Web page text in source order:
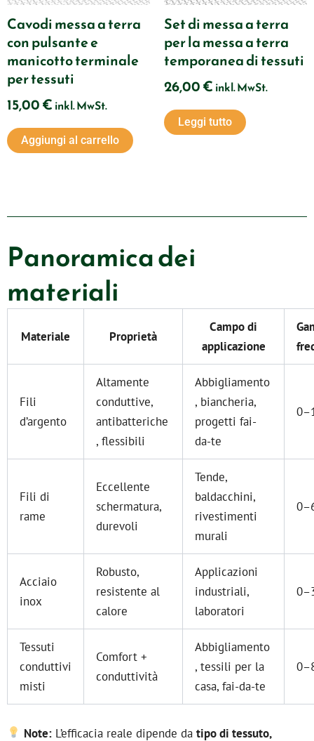
Cavodi messa a terra
con pulsante e
manicotto terminale
per tessuti
15,00€ inkl. MwSt.
Aggiungi al carrello
Set di messa a terra
per la messa a terra
temporanea di tessuti
26,00€ inkl. MwSt.
Leggi tutto
Panoramica dei
materiali
Materiale Proprietà
Campo di
applicazione
Fili
d’argento
Altamente
conduttive,
antibatteriche
, flessibili
Abbigliamento
, biancheria,
progetti fai-
da-te
Fili di
rame
Eccellente
schermatura,
durevoli
Tende,
baldacchini,
rivestimenti
murali
Acciaio
inox
Robusto,
resistente al
calore
Applicazioni
industriali,
laboratori
Tessuti
conduttivi
misti
Comfort +
conduttività
Abbigliamento
, tessili per la
casa, fai-da-te
Note: L’efficacia reale dipende datipo di tessuto,